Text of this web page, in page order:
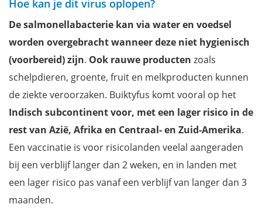
Hoe kan je dit virus oplopen?
De salmonellabacterie kan via water en voedsel
worden overgebracht wanneer deze niet hygienisch
(voorbereid) zijn. Ook rauwe producten zoals
schelpdieren, groente, fruit en melkproducten kunnen
de ziekte veroorzaken. Buiktyfus komt vooral op het
Indisch subcontinent voor, met een lager risico in de
rest van Azië, Afrika en Centraal- en Zuid-Amerika.
Een vaccinatie is voor risicolanden veelal aangeraden
bij een verblijf langer dan 2 weken, en in landen met
een lager risico pas vanaf een verblijf van langer dan 3
maanden.